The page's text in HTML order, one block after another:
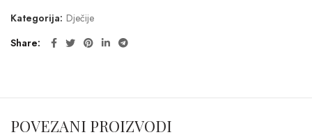
Kategorija: Dječije
Share
POVEZANI PROIZVODI